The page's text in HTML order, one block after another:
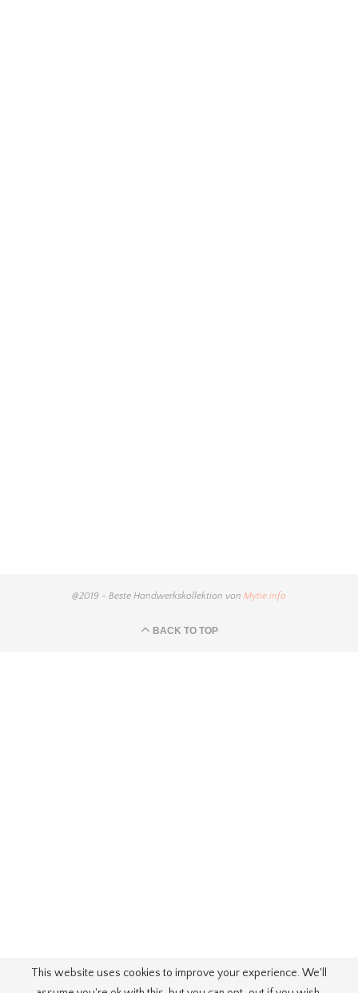
@2019 - Beste Handwerkskollektion von Mytie.info
BACK TO TOP
This website uses cookies to improve your experience. We'll